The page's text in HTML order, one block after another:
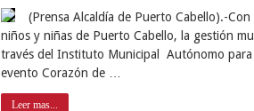
(Prensa Alcaldía de Puerto Cabello).-
niños y niñas de Puerto Cabello, la gestión
través del Instituto Municipal Autónomo para
evento Corazón de …
Leer mas...